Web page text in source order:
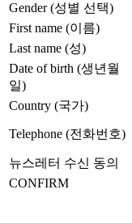
Gender (성별 선택)
First name (이름)
Last name (성)
Date of birth (생년월
일)
Country (국가)
Telephone (전화번호)
뉴스레터 수신 동의
CONFIRM